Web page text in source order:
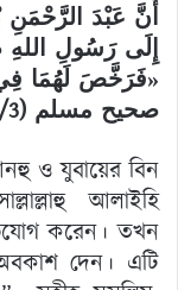
أَنَّ عَبْدَ الرَّحْمَنِ
إِلَى رَسُولِ اللهِ
«فَرَخَّصَ لَهُمَا
صحيح مسلم (3/ 1647)، الرقم: 2076
ও যুবায়ের বিন
আলাইহি
করেন। তখন
দেন। এটি